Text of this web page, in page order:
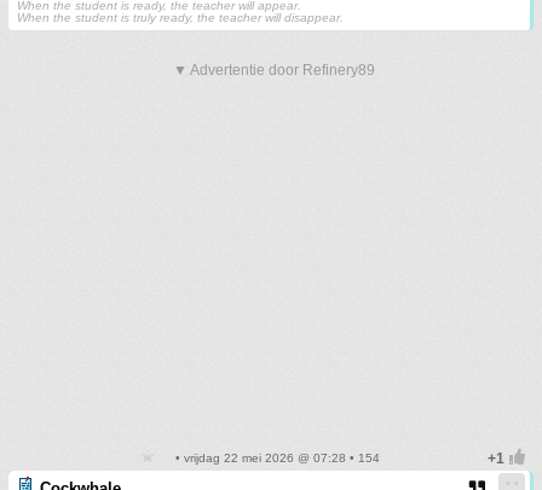
When the student is ready, the teacher will appear.
When the student is truly ready, the teacher will disappear.
▼ Advertentie door Refinery89
• vrijdag 22 mei 2026 @ 07:28 • 154